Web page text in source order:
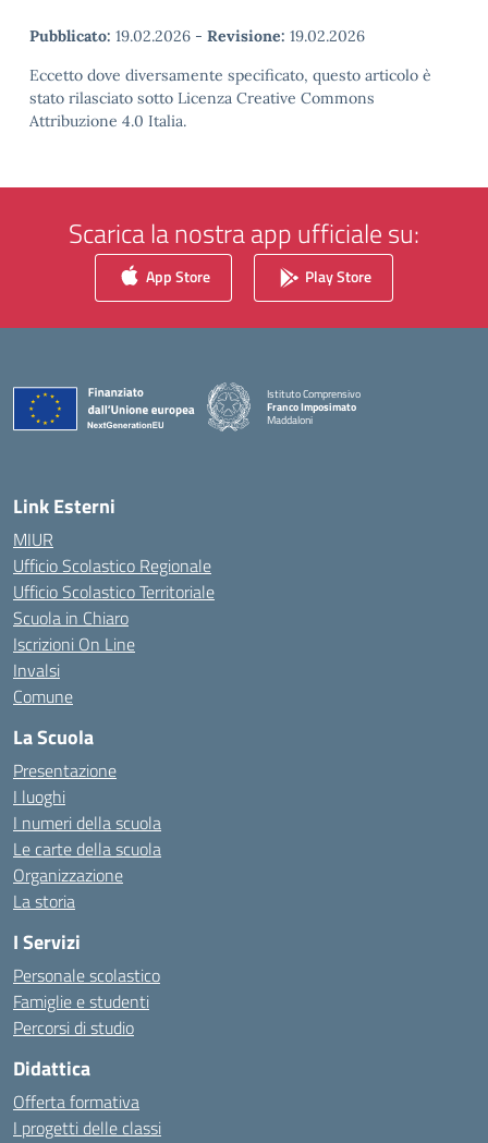
Pubblicato: 19.02.2026 - Revisione: 19.02.2026
Eccetto dove diversamente specificato, questo articolo è
stato rilasciato sotto Licenza Creative Commons
Attribuzione 4.0 Italia.
Scarica la nostra app ufficiale su:
App Store Play Store
Istituto Comprensivo
Franco Imposimato
Maddaloni
Link Esterni
MIUR
Ufficio Scolastico Regionale
Ufficio Scolastico Territoriale
Scuola in Chiaro
Iscrizioni On Line
Invalsi
Comune
La Scuola
Presentazione
I luoghi
I numeri della scuola
Le carte della scuola
Organizzazione
La storia
I Servizi
Personale scolastico
Famiglie e studenti
Percorsi di studio
Didattica
Offerta formativa
I progetti delle classi